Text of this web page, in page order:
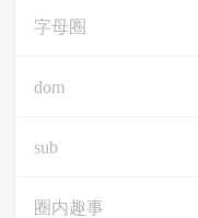
字母圈
dom
sub
圈内趣事